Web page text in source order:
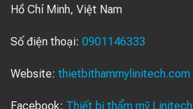
Hồ Chí Minh, Việt Nam
Số điện thoại: 0901146333
Website: thietbithammylinitech.com
Facebook: Thiết bị thẩm mỹ Linitech